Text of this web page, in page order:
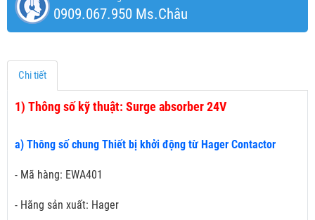
0909.067.950 Ms.Châu
Chi tiết
1) Thông số kỹ thuật: Surge absorber 24V
a) Thông số chung Thiết bị khởi động từ Hager Contactor
- Mã hàng: EWA401
- Hãng sản xuất: Hager